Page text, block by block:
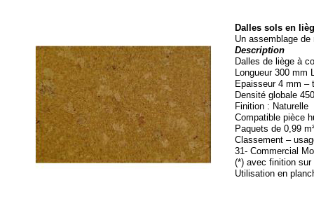
Dalles sols en
Un assemblage
Description
Dalles de liège à
Longueur 300 mm
Epaisseur 4 mm –
Densité globale
Finition : Naturelle
Compatible pièce
Paquets de 0,99
Classement –
31- Commercial
(*) avec finition sur
Utilisation en